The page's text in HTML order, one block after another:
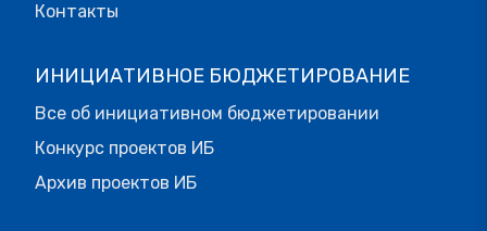
Контакты
ИНИЦИАТИВНОЕ БЮДЖЕТИРОВАНИЕ
Все об инициативном бюджетировании
Конкурс проектов ИБ
Архив проектов ИБ